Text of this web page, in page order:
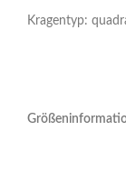
Kragentyp: